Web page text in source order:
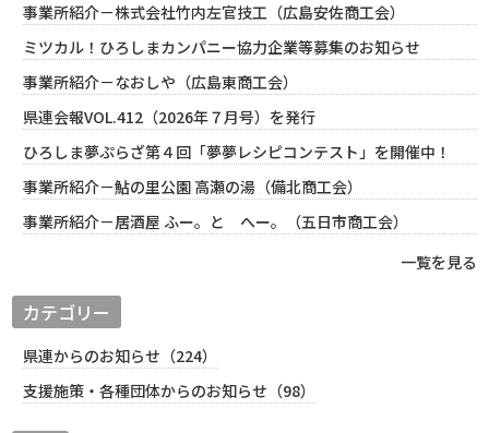
事業所紹介－株式会社竹内左官技工（広島安佐商工会）
ミツカル！ひろしまカンパニー協力企業等募集のお知らせ
事業所紹介－なおしや（広島東商工会）
県連会報VOL.412（2026年７月号）を発行
ひろしま夢ぷらざ第４回「夢夢レシピコンテスト」を開催中！
事業所紹介－鮎の里公園 高瀬の湯（備北商工会）
事業所紹介－居酒屋 ふー。と へー。（五日市商工会）
一覧を見る
カテゴリー
県連からのお知らせ（224）
支援施策・各種団体からのお知らせ（98）